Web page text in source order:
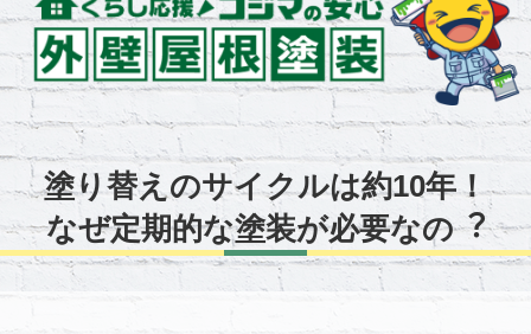
塗り替えのサイクルは約10年！
なぜ定期的な塗装が必要なの︖